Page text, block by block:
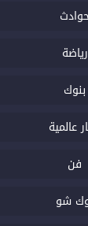
رياضة
بنوك
عالمية
فن
شو